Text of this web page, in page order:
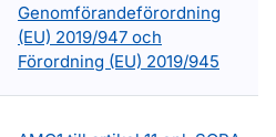
Genomförandeförordning
(EU) 2019/947 och
Förordning (EU) 2019/945